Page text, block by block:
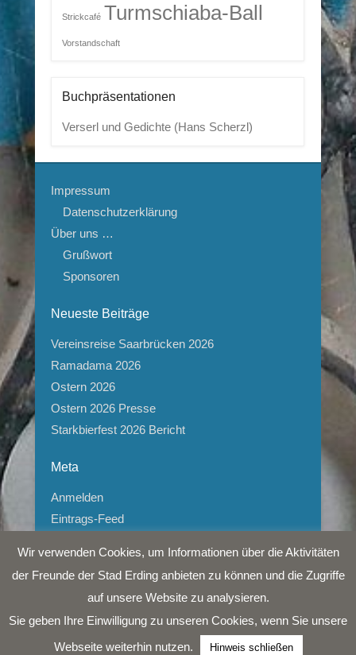
Strickcafé Turmschiaba-Ball
Vorstandschaft
Buchpräsentationen
Verserl und Gedichte (Hans Scherzl)
Impressum
Datenschutzerklärung
Über uns …
Grußwort
Sponsoren
Neueste Beiträge
Vereinsreise Saarbrücken 2026
Ramadama 2026
Ostern 2026
Ostern 2026 Presse
Starkbierfest 2026 Bericht
Meta
Anmelden
Eintrags-Feed
Rechte vorbehalten.
Catch Kathmandu by Catch Themes
Wir verwenden Cookies, um Informationen über die Aktivitäten
der Freunde der Stad Erding anbieten zu können und die Zugriffe
auf unsere Website zu analysieren.
Sie geben Ihre Einwilligung zu unseren Cookies, wenn Sie unsere
Webseite weiterhin nutzen.
Hinweis schließen